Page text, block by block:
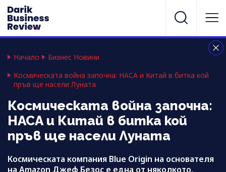
Начало
Бизнес Новини
Космическата война започна: НАСА и Китай в битка кой
пръв ще насели Луната
Космическата война започна:
НАСА и Китай в битка кой
пръв ще насели Луната
Космическата компания Blue Origin на основателя
на Amazon Джеф Безос е една от няколкото,